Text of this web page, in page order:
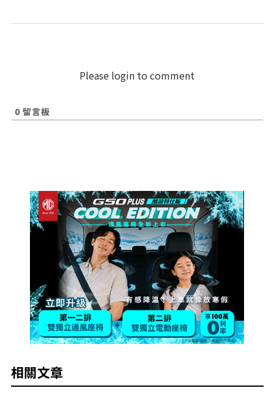
Please login to comment
0 留言板
相關文章